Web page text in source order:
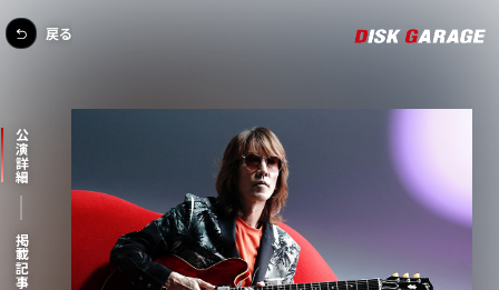
公演詳細
掲載記事
戻る